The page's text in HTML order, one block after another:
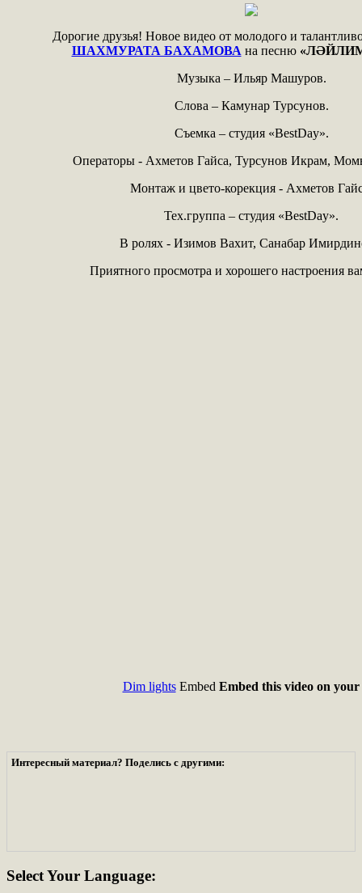
Дорогие друзья! Новое видео от молодого и
ШАХМУРАТА БАХАМОВА на песню
Музыка – Ильяр Машуров.
Слова – Камунар Турсунов.
Съемка – студия «BestDay».
Операторы - Ахметов Гайса, Турсунов Икрам,
Монтаж и цвето-корекция - Ахметов
Тех.группа – студия «BestDay».
В ролях - Изимов Вахит, Санабар
Приятного просмотра и хорошего настроения
Dim lightsEmbed Embed this video on your
Интересный материал? Поделись с другими:
SelectYour Language: